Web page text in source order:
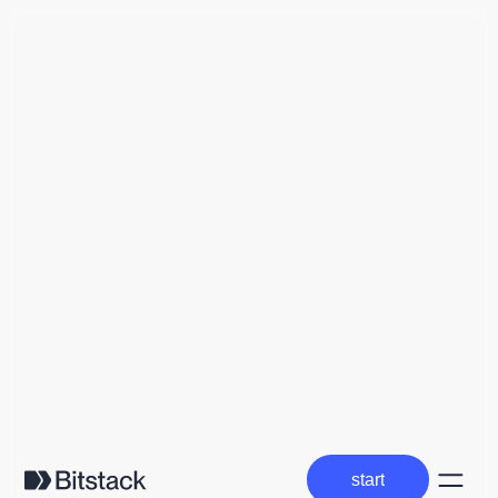
start